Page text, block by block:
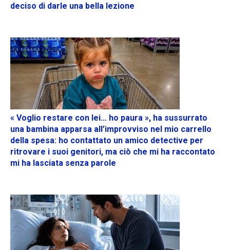
deciso di darle una bella lezione
« Voglio restare con lei… ho paura », ha sussurrato
una bambina apparsa all’improvviso nel mio carrello
della spesa: ho contattato un amico detective per
ritrovare i suoi genitori, ma ciò che mi ha raccontato
mi ha lasciata senza parole